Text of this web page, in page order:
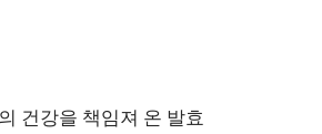
건강을 책임져 온 발효